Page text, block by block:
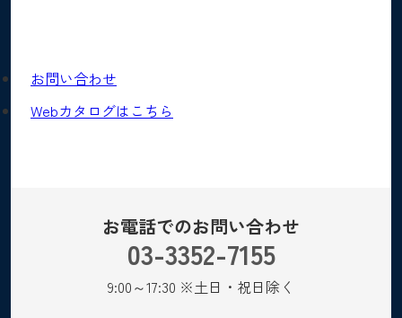
お問い合わせ
Webカタログはこちら
お電話でのお問い合わせ
03-3352-7155
9:00～17:30 ※土日・祝日除く